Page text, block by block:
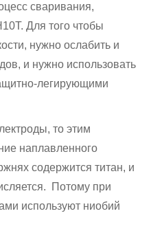
сваривания,
Для того чтобы
нужно ослабить и
и нужно использовать
легирующими
то этим
наплавленного
содержится титан, и
Потому при
используют ниобий